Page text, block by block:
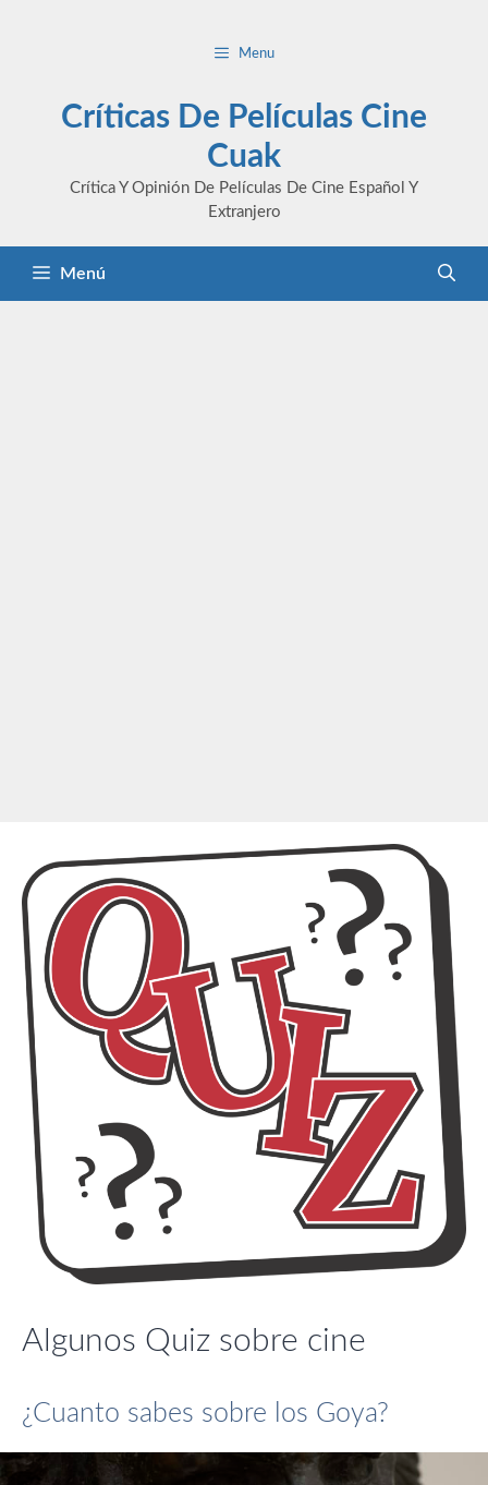
Menu
Críticas De Películas Cine
Cuak
Crítica Y Opinión De Películas De Cine Español Y
Extranjero
Menú
Algunos Quiz sobre cine
¿Cuanto sabes sobre los Goya?